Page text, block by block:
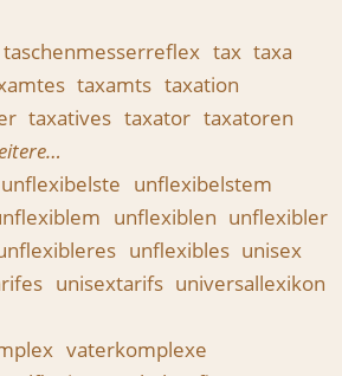
taschenmesserreflex tax taxa
taxamts taxation
taxatives taxator taxatoren
unflexibelste unflexibelstem
unflexiblen unflexibler
unflexibles unisex
unisextarifs universallexikon
vaterkomplexe